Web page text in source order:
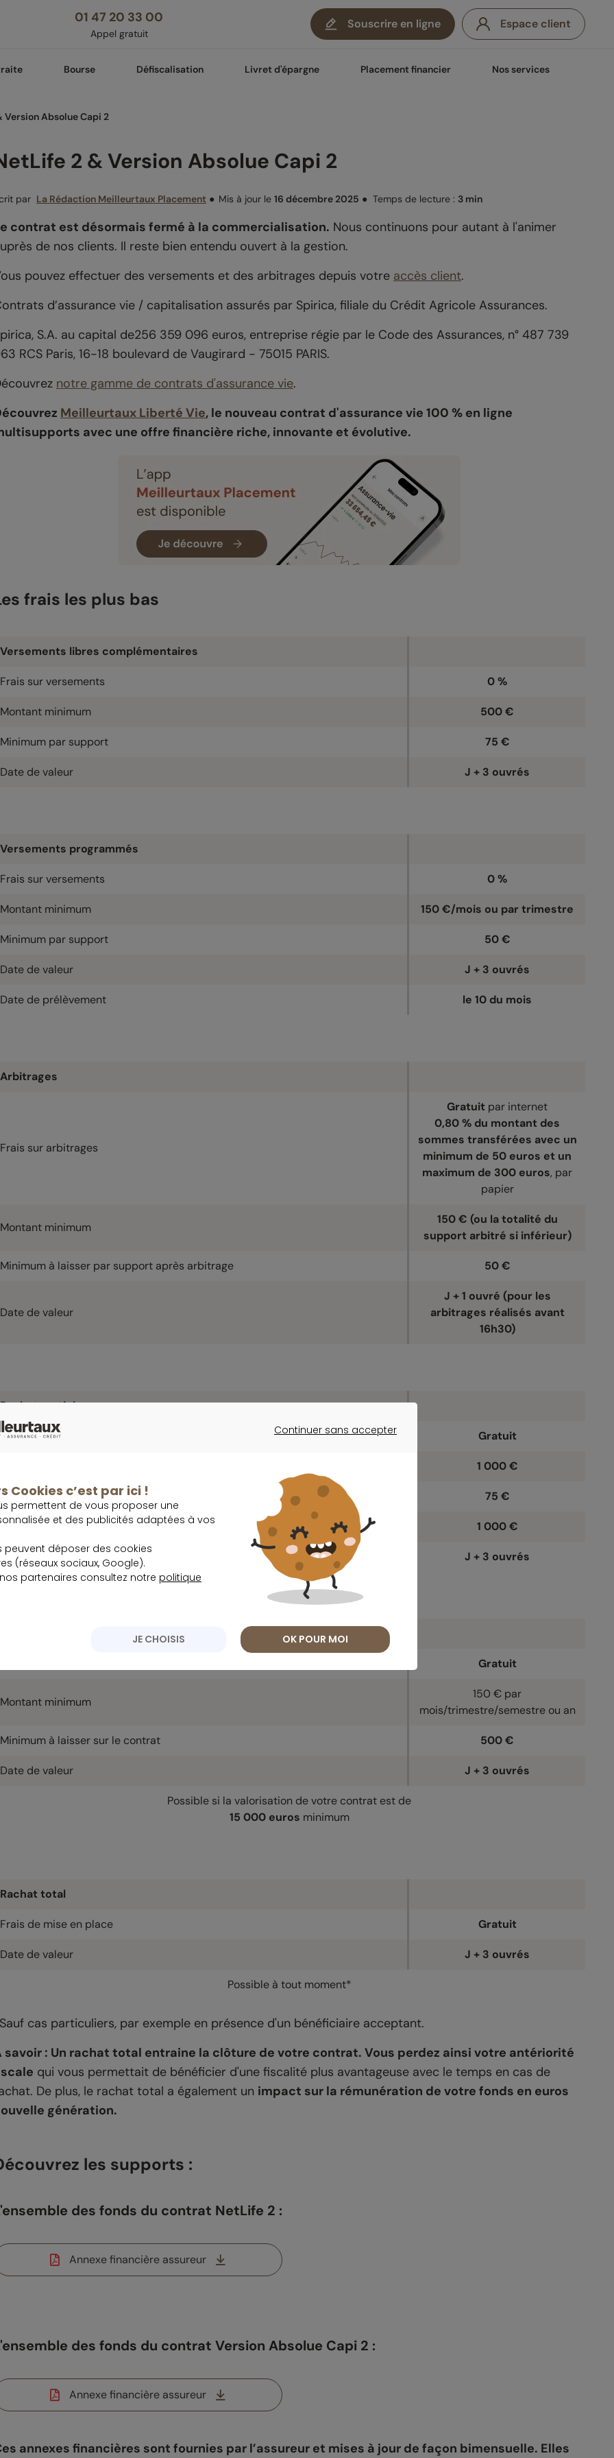
01 47 20 33 00
Appel gratuit
Souscrire en ligne Espace client
Bourse Défiscalisation Livret d'épargne Placement financier Nos services
Version Absolue Capi 2
2 & Version Absolue Capi 2
par La Rédaction Meilleurtaux Placement ● Mis à jour le 16 décembre 2025 ● Temps de lecture : 3 min
contrat est désormais fermé à la commercialisation. Nous continuons pour autant à l'animer
de nos clients. Il reste bien entendu ouvert à la gestion.
pouvez effectuer des versements et des arbitrages depuis votre accès client.
d’assurance vie / capitalisation assurés par Spirica, filiale du Crédit Agricole Assurances.
S.A. au capital de256 359 096 euros, entreprise régie par le Code des Assurances, n° 487 739
RCS Paris, 16-18 boulevard de Vaugirard - 75015 PARIS.
notre gamme de contrats d'assurance vie.
Meilleurtaux Liberté Vie, le nouveau contrat d'assurance vie 100 % en ligne
avec une offre financière riche, innovante et évolutive.
frais les plus bas
Versements libres complémentaires
Frais sur versements 0 %
Montant minimum 500 €
Minimum par support 75 €
Date de valeur J + 3 ouvrés
Versements programmés
Frais sur versements 0 %
Montant minimum 150 €/mois ou par trimestre
Minimum par support 50 €
Date de valeur J + 3 ouvrés
Date de prélèvement le 10 du mois
Arbitrages
Frais sur arbitrages
Gratuit par internet
0,80 % du montant des
sommes transférées avec un
minimum de 50 euros et un
maximum de 300 euros, par
papier
Montant minimum
150 € (ou la totalité du
support arbitré si inférieur)
Minimum à laisser par support après arbitrage 50 €
Date de valeur
J + 1 ouvré (pour les
arbitrages réalisés avant
16h30)
Rachat partiel
Frais de mise en place Gratuit
1 000 €
Minimum à laisser par support 75 €
Minimum à laisser sur le contrat 1 000 €
Date de valeur J + 3 ouvrés
Rachat partiel programmé
Gratuit
Montant minimum
150 € par
mois/trimestre/semestre ou an
Minimum à laisser sur le contrat 500 €
Date de valeur J + 3 ouvrés
Possible si la valorisation de votre contrat est de
15 000 euros minimum
Rachat total
Frais de mise en place Gratuit
Date de valeur J + 3 ouvrés
Possible à tout moment*
cas particuliers, par exemple en présence d'un bénéficiaire acceptant.
savoir : Un rachat total entraine la clôture de votre contrat. Vous perdez ainsi votre antériorité
qui vous permettait de bénéficier d'une fiscalité plus avantageuse avec le temps en cas de
De plus, le rachat total a également un impact sur la rémunération de votre fonds en euros
génération.
les supports :
des fonds du contrat NetLife 2 :
Annexe financière assureur
des fonds du contrat Version Absolue Capi 2 :
Annexe financière assureur
annexes financières sont fournies par l’assureur et mises à jour de façon bimensuelle. Elles
Continuer sans accepter
Cookies c’est par ici !
permettent de vous proposer une
et des publicités adaptées à vos
peuvent déposer des cookies
(réseaux sociaux, Google).
partenaires consultez notre politique
JE CHOISIS OK POUR MOI